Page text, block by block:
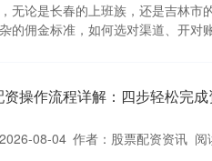
无论是长春的上班族，还是吉林市
的佣金标准，如何选对渠道、开对
资操作流程详解：四步轻松完
08-04 作者：股票配资资讯 阅